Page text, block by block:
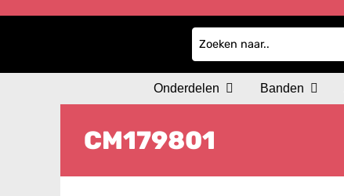
Onderdelen Banden
CM179801